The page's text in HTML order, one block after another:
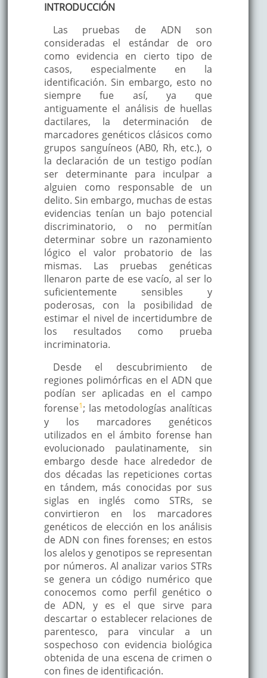
INTRODUCCIÓN
Las pruebas de ADN son
consideradas el estándar de oro
como evidencia en cierto tipo de
casos, especialmente en la
identificación. Sin embargo, esto no
siempre fue así, ya que
antiguamente el análisis de huellas
dactilares, la determinación de
marcadores genéticos clásicos como
grupos sanguíneos (AB0, Rh, etc.), o
la declaración de un testigo podían
ser determinante para inculpar a
alguien como responsable de un
delito. Sin embargo, muchas de estas
evidencias tenían un bajo potencial
discriminatorio, o no permitían
determinar sobre un razonamiento
lógico el valor probatorio de las
mismas. Las pruebas genéticas
llenaron parte de ese vacío, al ser lo
suficientemente sensibles y
poderosas, con la posibilidad de
estimar el nivel de incertidumbre de
los resultados como prueba
incriminatoria.
Desde el descubrimiento de
regiones polimórficas en el ADN que
podían ser aplicadas en el campo
forense1; las metodologías analíticas
y los marcadores genéticos
utilizados en el ámbito forense han
evolucionado paulatinamente, sin
embargo desde hace alrededor de
dos décadas las repeticiones cortas
en tándem, más conocidas por sus
siglas en inglés como STRs, se
convirtieron en los marcadores
genéticos de elección en los análisis
de ADN con fines forenses; en estos
los alelos y genotipos se representan
por números. Al analizar varios STRs
se genera un código numérico que
conocemos como perfil genético o
de ADN, y es el que sirve para
descartar o establecer relaciones de
parentesco, para vincular a un
sospechoso con evidencia biológica
obtenida de una escena de crimen o
con fines de identificación.